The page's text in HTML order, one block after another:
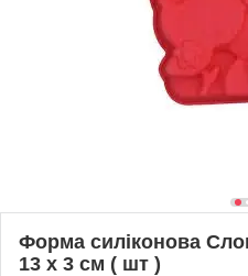
Форма силіконова
13 х 3 см ( шт )